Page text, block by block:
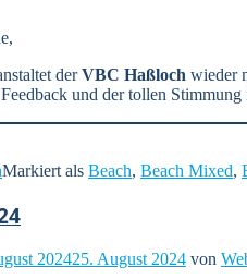
derVBC Haßloch wieder
und der tollen
Markiert als Beach, Beach Mixed,
202425. August 2024 von